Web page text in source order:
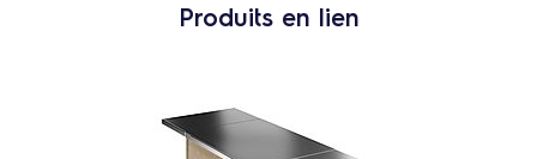
Produits en lien